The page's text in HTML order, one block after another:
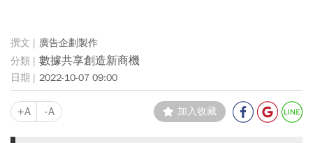
廣告企劃製作
數據共享創造新商機
2022-10-07 09:00
+A -A 加入收藏